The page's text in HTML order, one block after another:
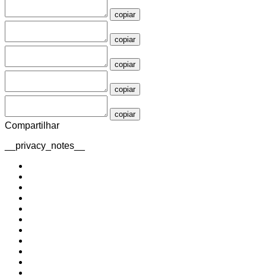
copiar
copiar
copiar
copiar
copiar
Compartilhar
__privacy_notes__